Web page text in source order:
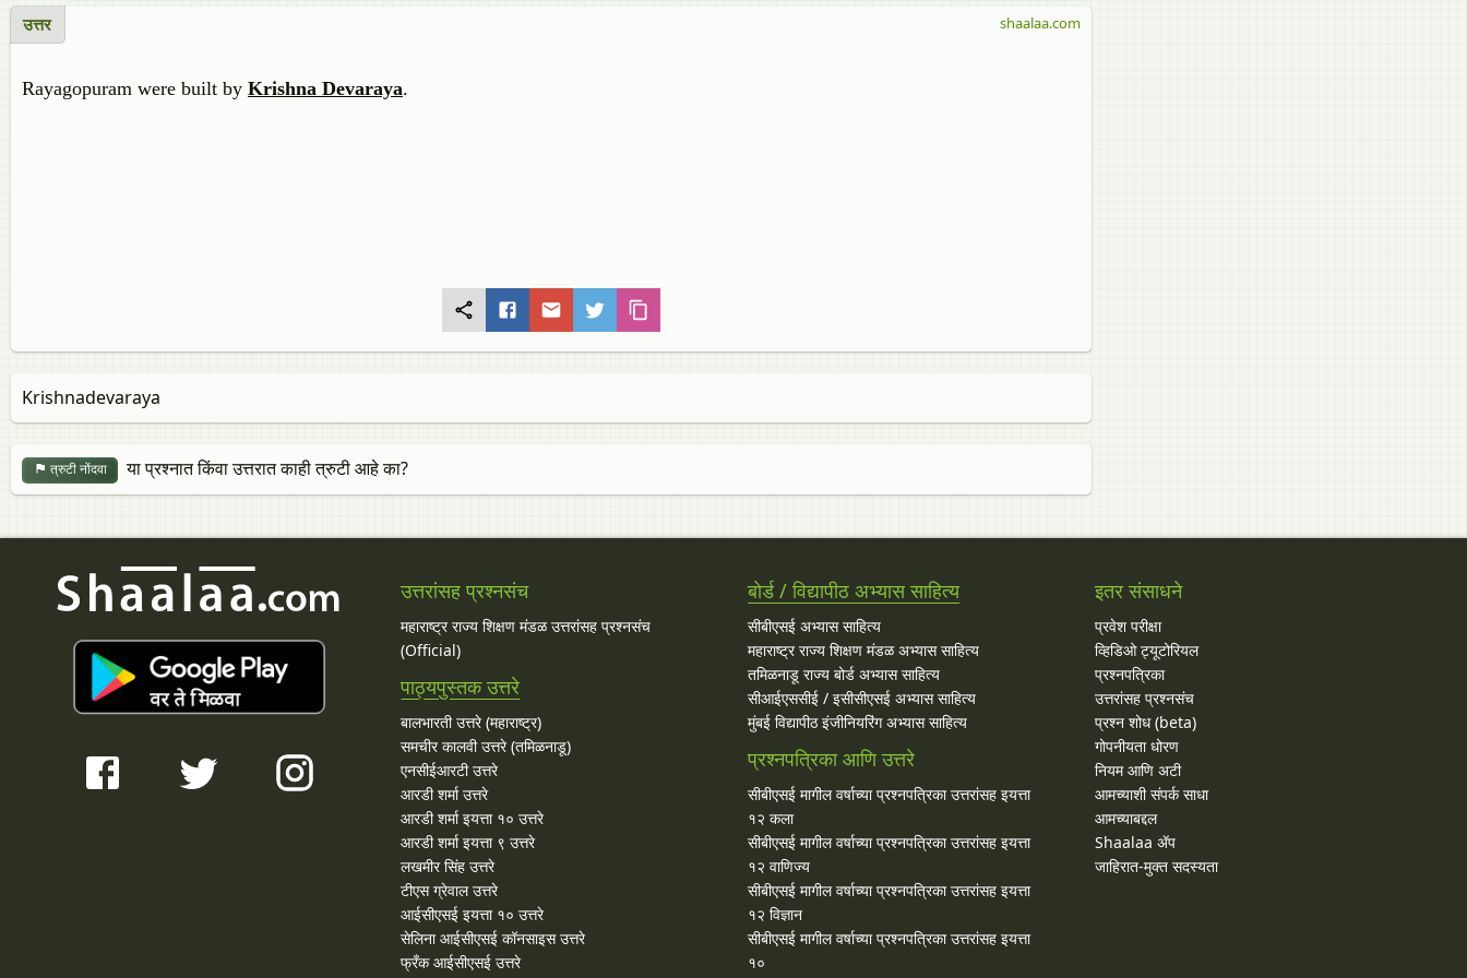
उत्तर
Rayagopuram were built by Krishna Devaraya.
shaalaa.com
Krishnadevaraya
त्रुटी नोंदवा या प्रश्नात किंवा उत्तरात काही त्रुटी आहे का?
उत्तरांसह प्रश्नसंच
महाराष्ट्र राज्य शिक्षण मंडळ उत्तरांसह प्रश्नसंच
(Official)
पाठ्यपुस्तक उत्तरे
बालभारती उत्तरे (महाराष्ट्र)
समचीर कालवी उत्तरे (तमिळनाडू)
एनसीईआरटी उत्तरे
आरडी शर्मा उत्तरे
आरडी शर्मा इयत्ता १० उत्तरे
आरडी शर्मा इयत्ता ९ उत्तरे
लखमीर सिंह उत्तरे
टीएस ग्रेवाल उत्तरे
आईसीएसई इयत्ता १० उत्तरे
सेलिना आईसीएसई कॉनसाइस उत्तरे
फ्रँक आईसीएसई उत्तरे
बोर्ड / विद्यापीठ अभ्यास साहित्य
सीबीएसई अभ्यास साहित्य
महाराष्ट्र राज्य शिक्षण मंडळ अभ्यास साहित्य
तमिळनाडू राज्य बोर्ड अभ्यास साहित्य
सीआईएससीई / इसीसीएसई अभ्यास साहित्य
मुंबई विद्यापीठ इंजीनियरिंग अभ्यास साहित्य
प्रश्नपत्रिका आणि उत्तरे
सीबीएसई मागील वर्षाच्या प्रश्‍नपत्रिका उत्तरांसह इयत्ता
१२ कला
सीबीएसई मागील वर्षाच्या प्रश्‍नपत्रिका उत्तरांसह इयत्ता
१२ वाणिज्य
सीबीएसई मागील वर्षाच्या प्रश्‍नपत्रिका उत्तरांसह इयत्ता
१२ विज्ञान
सीबीएसई मागील वर्षाच्या प्रश्‍नपत्रिका उत्तरांसह इयत्ता
१०
इतर संसाधने
प्रवेश परीक्षा
व्हिडिओ ट्यूटोरियल
प्रश्नपत्रिका
उत्तरांसह प्रश्नसंच
प्रश्न शोध (beta)
गोपनीयता धोरण
नियम आणि अटी
आमच्याशी संपर्क साधा
आमच्याबद्दल
Shaalaa ॲप
जाहिरात-मुक्त सदस्यता